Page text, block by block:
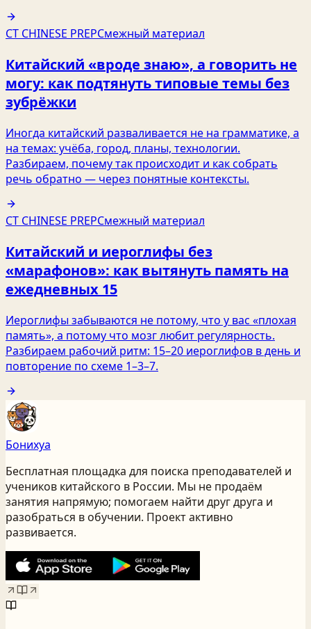
CT CHINESE PREPСмежный материал
Китайский «вроде знаю», а говорить не
могу: как подтянуть типовые темы без
зубрёжки
Иногда китайский разваливается не на грамматике, а
на темах: учёба, город, планы, технологии.
Разбираем, почему так происходит и как собрать
речь обратно — через понятные контексты.
CT CHINESE PREPСмежный материал
Китайский и иероглифы без
«марафонов»: как вытянуть память на
ежедневных 15
Иероглифы забываются не потому, что у вас «плохая
память», а потому что мозг любит регулярность.
Разбираем рабочий ритм: 15–20 иероглифов в день и
повторение по схеме 1–3–7.
Бонихуа
Бесплатная площадка для поиска преподавателей и
учеников китайского в России. Мы не продаём
занятия напрямую; помогаем найти друг друга и
разобраться в обучении. Проект активно
развивается.